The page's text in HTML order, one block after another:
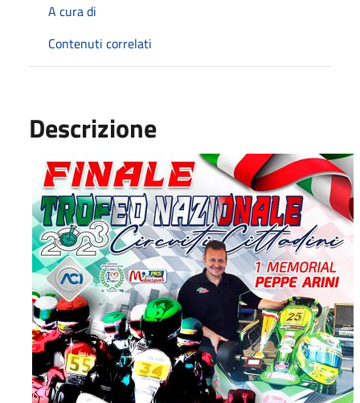
A cura di
Contenuti correlati
Descrizione